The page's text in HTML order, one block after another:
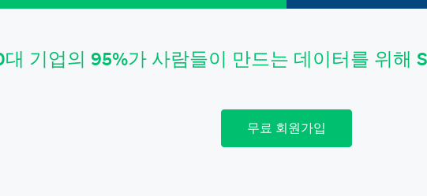
기업의 95%가 사람들이 만드는 데이터를 위해
무료 회원가입